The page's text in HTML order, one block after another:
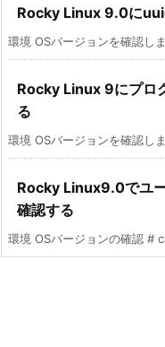
Rocky Linux 9.0に
環境 OSバージョンを確認
Rocky Linux 9にプロ
る
環境 OSバージョンを確認
Rocky Linux9.0でユ
確認する
環境 OSバージョンの確認